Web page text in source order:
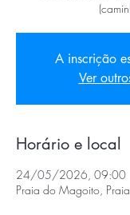
A inscrição
Ver
Horário e local
24/05/2026, 09:00
Praia do Magoito,